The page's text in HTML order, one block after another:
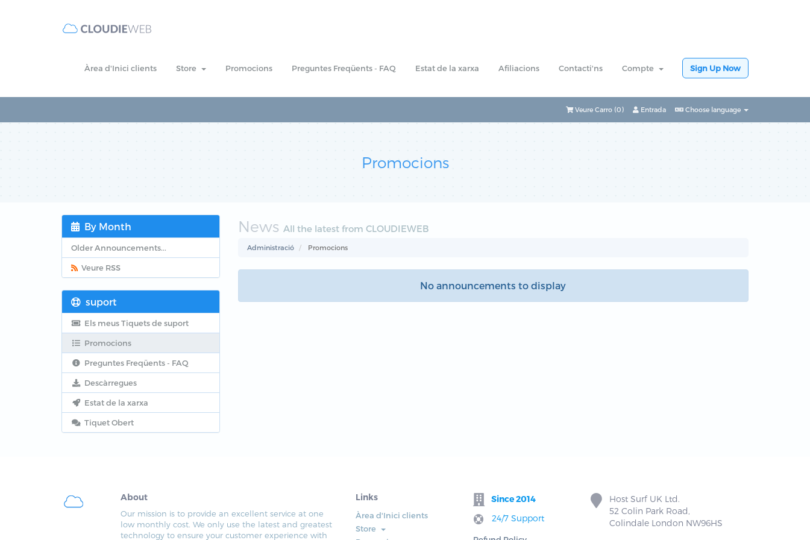
Àrea d'Inici clients Store Promocions Preguntes Freqüents - FAQ Estat de la xarxa Afiliacions Contacti'ns Compte Sign Up Now
Choose language
Entrada
Veure Carro (0)
Promocions
News All the latest from CLOUDIEWEB
Administració Promocions
By Month
Older Announcements...
Veure RSS
No announcements to display
suport
Els meus Tiquets de suport
Promocions
Preguntes Freqüents - FAQ
Descàrregues
Estat de la xarxa
Tiquet Obert
About
Our mission is to provide an excellent service at one
low monthly cost. We only use the latest and greatest
technology to ensure your customer experience with
Links
Àrea d'Inici clients
Store
Since 2014
24/7 Support
Host Surf UK Ltd.
52 Colin Park Road,
Colindale London NW96HS